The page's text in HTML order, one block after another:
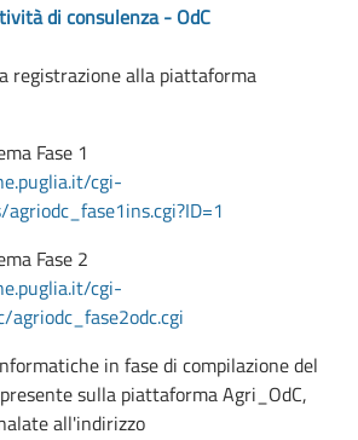
di consulenza - OdC
registrazione alla piattaforma
Fase 1
cgi-
Fase 2
cgi-
in fase di compilazione del
sulla piattaforma Agri_OdC,
all'indirizzo